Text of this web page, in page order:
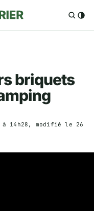
briquets
14h28 , modifié le 26